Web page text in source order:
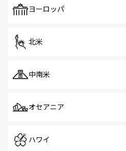
ヨーロッパ
北米
中南米
オセアニア
ハワイ